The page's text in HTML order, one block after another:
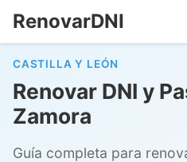
RenovarDNI
CASTILLA Y LEÓN
Renovar DNI y
Zamora
Guía completa para